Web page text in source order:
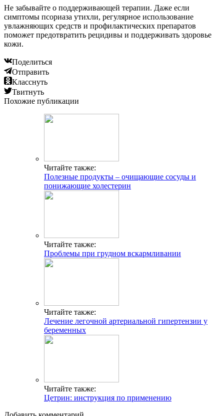
Не забывайте о поддерживающей терапии. Даже если
симптомы псориаза утихли, регулярное использование
увлажняющих средств и профилактических препаратов
поможет предотвратить рецидивы и поддерживать здоровье
кожи.
Поделиться
Отправить
Класснуть
Твитнуть
Похожие публикации
Читайте также:
Полезные продукты – очищающие сосуды и
понижающие холестерин
Читайте также:
Проблемы при грудном вскармливании
Читайте также:
Лечение легочной артериальной гипертензии у
беременных
Читайте также:
Цетрин: инструкция по применению